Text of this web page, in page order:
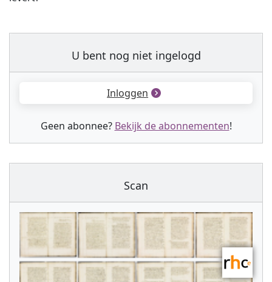
U bent nog niet ingelogd
Inloggen
Geen abonnee? Bekijk de abonnementen!
Scan